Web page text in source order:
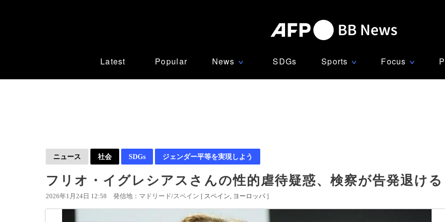
Latest Popular News ∨ SDGs Sports ∨ Focus ∨
ニュース 社会 SDGs ジェンダー平等を実現しよう
フリオ・イグレシアスさんの性的虐待疑惑、検察が告発退ける
2026年1月24日 12:58 発信地：マドリード/スペイン [ スペイン ヨーロッパ ]